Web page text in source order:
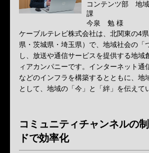
コンテンツ部 地
課
今泉 勉 様
ケーブルテレビ株式会社は、北関東の4
県・茨城県・埼玉県）で、地域社会の「
し、放送や通信サービスを提供する地域
ィアカンパニーです。インターネット通
などのインフラを構築するとともに、地
として、地域の「今」と「絆」を伝えて
コミュニティチャンネルの
ドで効率化